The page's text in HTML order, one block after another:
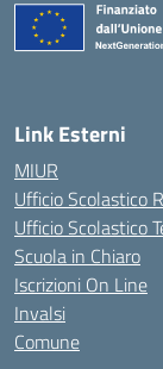
Link Esterni
MIUR
Ufficio Scolastico
Ufficio Scolastico
Scuola in Chiaro
Iscrizioni On Line
Invalsi
Comune